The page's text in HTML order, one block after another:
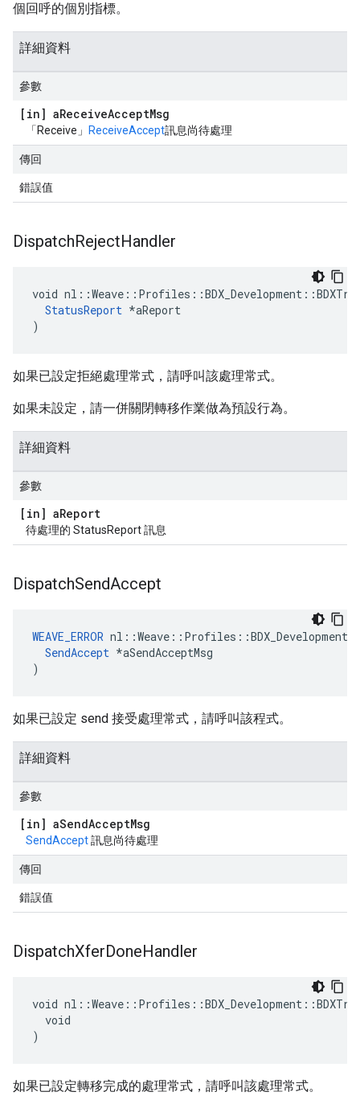
個回呼的個別指標。
詳細資料
參數
[in] aReceiveAcceptMsg
「Receive」 ReceiveAccept訊息尚待處理
傳回
錯誤值
DispatchRejectHandler
void
StatusReport *aReport
)
如果已設定拒絕處理常式，請呼叫該處理常式。
如果未設定，請一併關閉轉移作業做為預設行為。
詳細資料
參數
[in] aReport
待處理的 StatusReport 訊息
DispatchSendAccept
WEAVE_ERROR
SendAccept *aSendAcceptMsg
)
如果已設定 send 接受處理常式，請呼叫該程式。
詳細資料
參數
[in] aSendAcceptMsg
SendAccept訊息尚待處理
傳回
錯誤值
DispatchXferDoneHandler
void
  void
)
如果已設定轉移完成的處理常式，請呼叫該處理常式。